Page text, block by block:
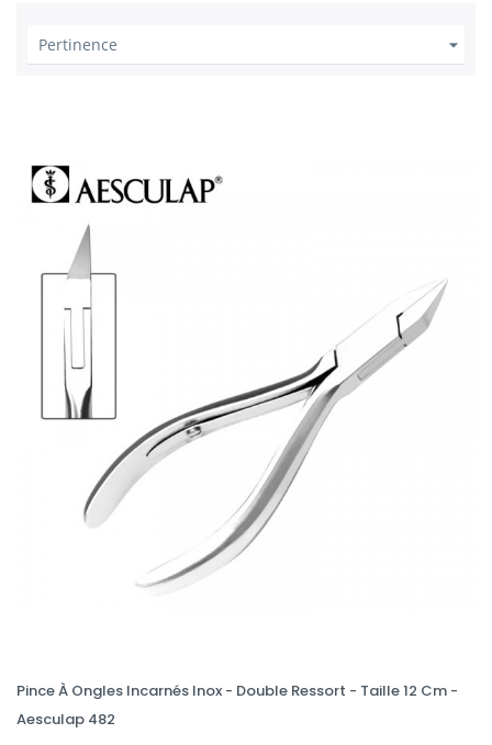
Pertinence 
Pince À Ongles Incarnés Inox - Double Ressort - Taille 12 Cm -
Aesculap 482